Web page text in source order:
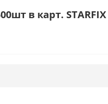
в карт. STARFIX